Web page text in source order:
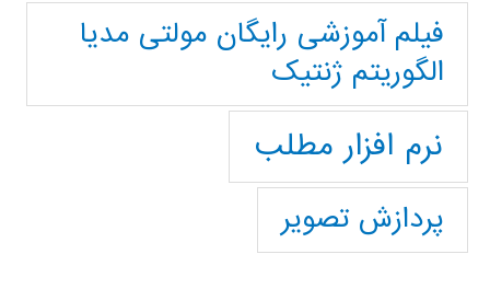
فیلم آموزشی رایگان مولتی مدیا
الگوریتم ژنتیک
نرم افزار مطلب
پردازش تصویر